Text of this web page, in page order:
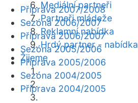
Mediální partneři
Partneři mládeže
Reklamní nabídka
Hrdý partner - nabídka
Žijeme
Příprava 2007/2008
Sezóna 2006/2007
Příprava 2006/2007
Sezóna 2005/2006
Příprava 2005/2006
Sezóna 2004/2005
Příprava 2004/2005